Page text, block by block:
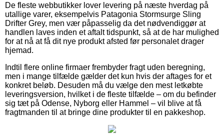
De fleste webbutikker lover levering på næste hverdag på
utallige varer, eksempelvis Patagonia Stormsurge Sling
Drifter Grey, men vær påpasselig da det nødvendiggør at
handlen laves inden et aftalt tidspunkt, så at de har mulighed
for at nå at få dit nye produkt afsted før personalet drager
hjemad.
Indtil flere online firmaer frembyder fragt uden beregning,
men i mange tilfælde gælder det kun hvis der aftages for et
konkret beløb. Desuden må du vælge den mest letkøbte
leveringsversion, hvilket i de fleste tilfælde – om du befinder
sig tæt på Odense, Nyborg eller Hammel – vil blive at få
fragtmanden til at bringe dine produkter til en pakkeshop.